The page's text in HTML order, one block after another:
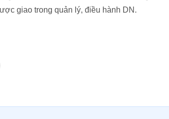
giao trong quản lý, điều hành DN.